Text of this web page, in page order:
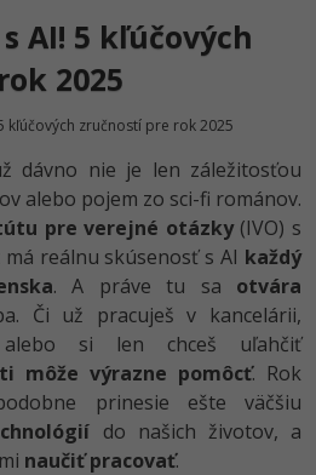
kurzy
-80%
-30%
AI! 5 kľúčových
2025
kľúčových zručností pre rok 2025
dávno nie je len záležitosťou
alebo pojem zo sci-fi románov.
pre verejné otázky(IVO) s
reálnu skúsenosť s AI každý
. A práve tu sa otvára
Či už pracuješ v kancelárii,
alebo si len chceš uľahčiť
môže výrazne pomôcť. Rok
prinesie ešte väčšiu
do našich životov, a
naučiť pracovať.